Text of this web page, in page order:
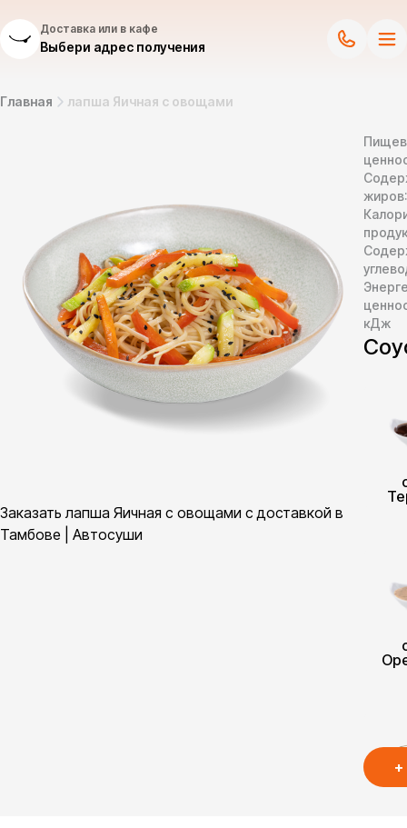
Доставка или в кафе
Выбери адрес получения
Главная лапша Яичная с овощами
Заказать лапша Яичная с овощами с доставкой в
Тамбове | Автосуши
кДж
+